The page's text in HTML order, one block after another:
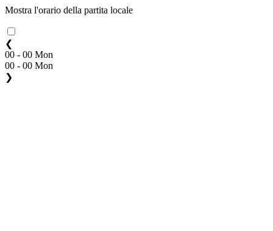
Mostra l'orario della partita locale
❮
00 - 00 Mon
00 - 00 Mon
❯